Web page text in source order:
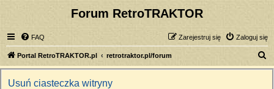
Forum RetroTRAKTOR
FAQ Zaloguj się
Zarejestruj się
Portal RetroTRAKTOR.pl retrotraktor.pl/forum
z
Usuń ciasteczka witryny